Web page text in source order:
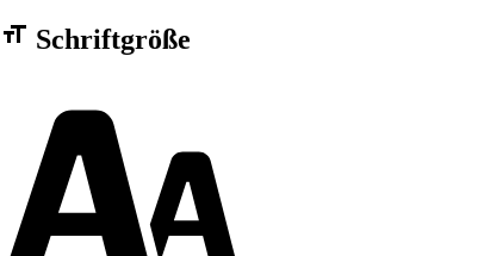
Barrierefreiheit Einstellungen Formular
Schriftgröße